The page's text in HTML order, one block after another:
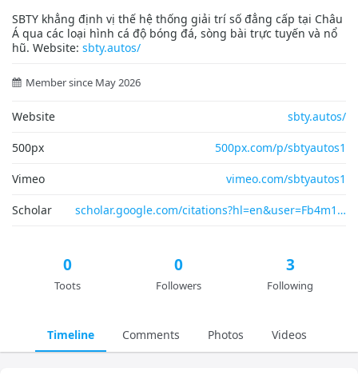
SBTY khẳng định vị thế hệ thống giải trí số đẳng cấp tại Châu
Á qua các loại hình cá độ bóng đá, sòng bài trực tuyến và nổ
hũ. Website: sbty.autos/
Member since May 2026
Website sbty.autos/
500px 500px.com/p/sbtyautos1
Vimeo vimeo.com/sbtyautos1
Scholar scholar.google.com/citations?hl=en&user=Fb4m1
0
Toots
0
Followers
3
Following
Timeline Comments Photos Videos